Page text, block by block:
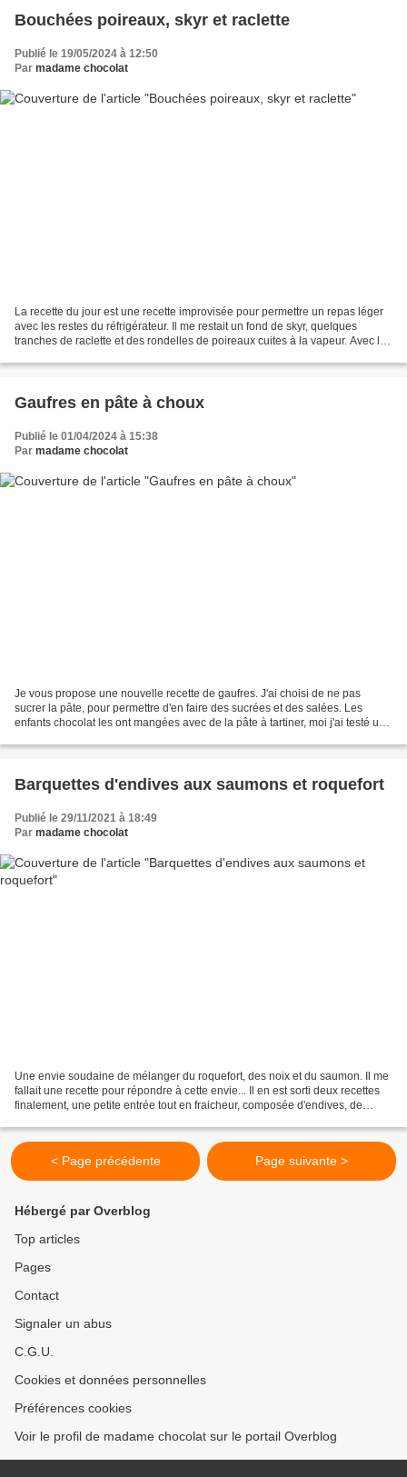
Bouchées poireaux, skyr et raclette
Publié le 19/05/2024 à 12:50
Par madame chocolat
La recette du jour est une recette improvisée pour permettre un repas léger
avec les restes du réfrigérateur. Il me restait un fond de skyr, quelques
tranches de raclette et des rondelles de poireaux cuites à la vapeur. Avec les
Gaufres en pâte à choux
Publié le 01/04/2024 à 15:38
Par madame chocolat
Je vous propose une nouvelle recette de gaufres. J'ai choisi de ne pas
sucrer la pâte, pour permettre d'en faire des sucrées et des salées. Les
enfants chocolat les ont mangées avec de la pâte à tartiner, moi j'ai testé une
Barquettes d'endives aux saumons et roquefort
Publié le 29/11/2021 à 18:49
Par madame chocolat
Une envie soudaine de mélanger du roquefort, des noix et du saumon. Il me
fallait une recette pour répondre à cette envie... Il en est sorti deux recettes
finalement, une petite entrée tout en fraicheur, composée d'endives, de
< Page précédente Page suivante >
Hébergé par Overblog
Top articles
Pages
Contact
Signaler un abus
C.G.U.
Cookies et données personnelles
Préférences cookies
Voir le profil de madame chocolat sur le portail Overblog